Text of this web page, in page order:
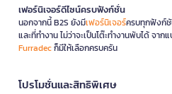
เฟอร์นิเจอร์ดีไซน์ครบฟังก์ชั่น
นอกจากนี้ B2S ยังมีเฟอร์นิเจอร์ครบทุกฟังก์
และที่ทำงาน ไม่ว่าจะเป็นโต๊ะทำงานพับได้ จาก
Furradecก็มีให้เลือกครบครัน
โปรโมชั่นและสิทธิพิเศษ